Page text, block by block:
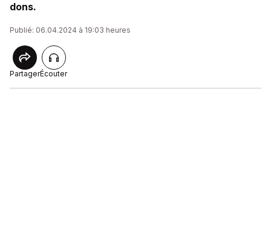
dons.
Publié: 06.04.2024 à 19:03 heures
PartagerÉcouter